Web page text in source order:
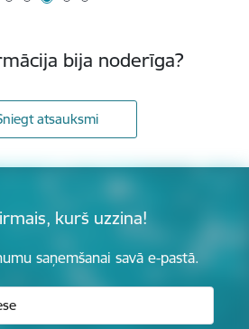
bija noderīga?
atsauksmi
kurš uzzina!
saņemšanai savā e-pastā.